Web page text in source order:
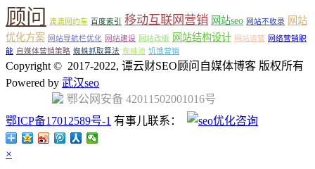
顾问
滴滴网约车 百度索引 移动互联网营销 网站seo 网站不收录
网站
优化方案 网站导航栏优化 网站建设 网站改版 网站结构设计 网站运营
网络营销职
能 自媒体营销策略 蜘蛛抓取算法 蜘蛛池 饥饿营销
Copyright © 2017-2022, 谭云财SEO顾问自媒体博客 版权所有
Powered by 武汉seo
鄂公网安备 42011502001016号
鄂ICP备17012589号-1 有事儿联系：
×